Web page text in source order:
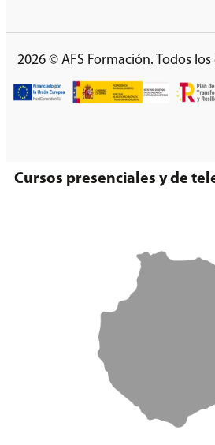
2026 © AFS Formación. Todos
Cursos presenciales y de